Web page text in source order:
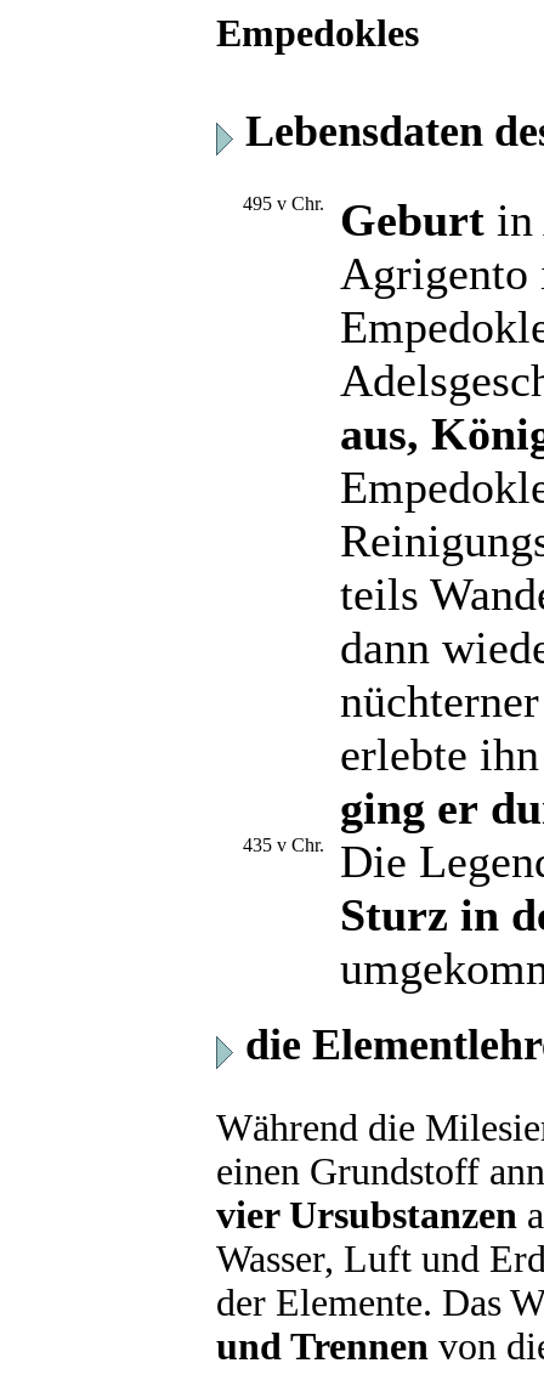
Empedokles
Lebensdaten
495 v Chr. Geburt in
aus,
teils
dann
erlebte
ging er
435 v Chr.
Die
Sturz in
die
Während die
einen Grundstoff
vier Ursubstanzen
Wasser, Luft und
der Elemente. Das
und Trennen von